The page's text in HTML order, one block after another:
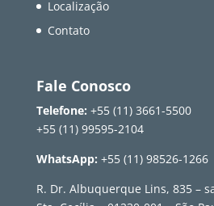
Localização
Contato
Fale Conosco
Telefone: +55 (11) 3661-5500
+55 (11) 99595-2104
WhatsApp: +55 (11) 98526-1266
R. Dr. Albuquerque Lins, 835 –